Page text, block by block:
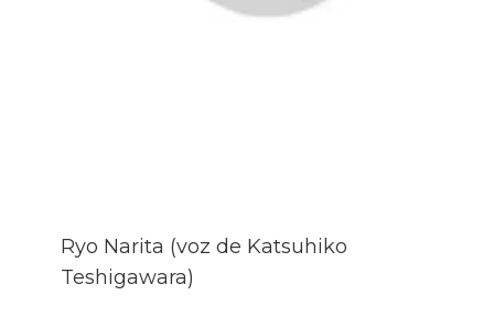
Ryo Narita (voz de Katsuhiko
Teshigawara)